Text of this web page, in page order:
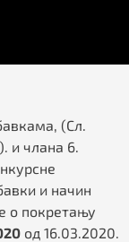
(Сл.
и члана 6.
и начин
о покретању
од 16.03.2020.